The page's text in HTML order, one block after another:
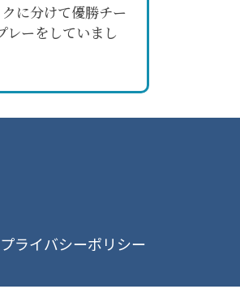
に分けて優勝チー
レーをしていまし
プライバシーポリシー